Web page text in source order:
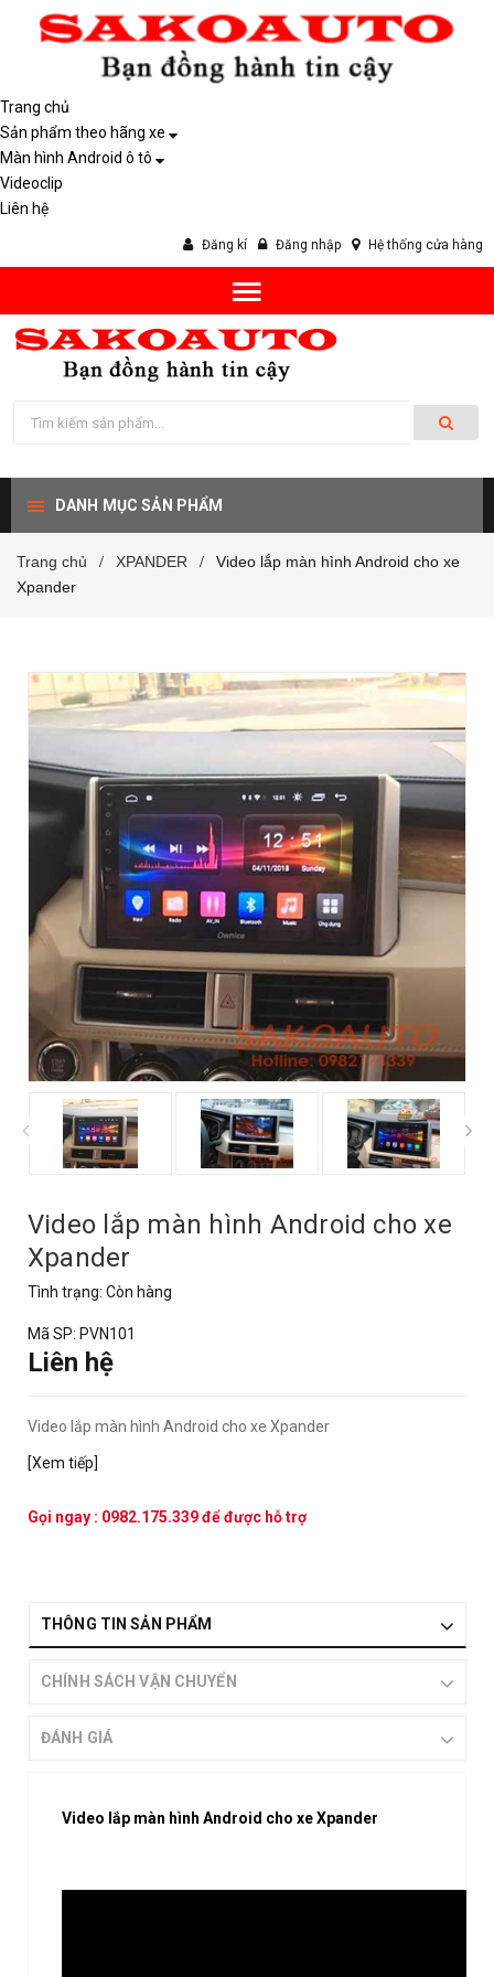
Trang chủ
Sản phẩm theo hãng xe
Màn hình Android ô tô
Videoclip
Liên hệ
Đăng kí Đăng nhập Hệ thống cửa hàng
DANH MỤC SẢN PHẨM
Trang chủ / XPANDER /
Video lắp màn hình Android cho xe
Xpander
Video lắp màn hình Android cho xe
Xpander
Tình trạng: Còn hàng
Mã SP: PVN101
Liên hệ
Video lắp màn hình Android cho xe Xpander
[Xem tiếp]
Gọi ngay : 0982.175.339để được hỗ trợ
THÔNG TIN SẢN PHẨM
CHÍNH SÁCH VẬN CHUYỂN
ĐÁNH GIÁ
Video lắp màn hình Android cho xe Xpander